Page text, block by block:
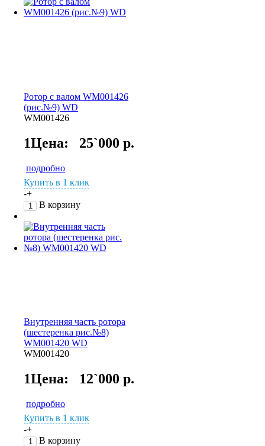
Ротор с валом WM001426
(рис.№9) WD
WM001426
1Цена: 25`000 р.
подробно
Купить в 1 клик
-+
В корзину
Внутренняя часть ротора
(шестеренка рис.№8)
WM001420 WD
WM001420
1Цена: 12`000 р.
подробно
Купить в 1 клик
-+
В корзину